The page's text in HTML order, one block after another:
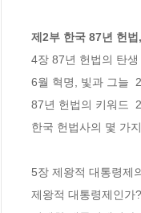
제2부 한국 87년 헌
4장 87년 헌법의 탄생
6월 혁명, 빛과 그늘
87년 헌법의 키워드
한국 헌법사의 몇 가
5장 제왕적 대통령제
제왕적 대통령제인가